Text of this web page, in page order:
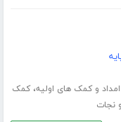
امداد و کمک های اولیه،کمک
نجات